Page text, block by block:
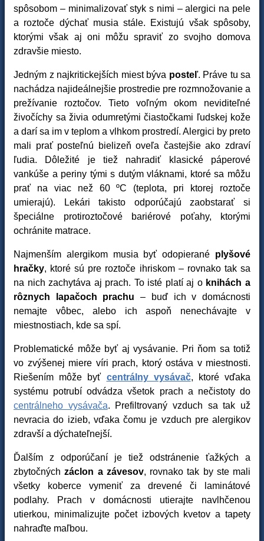
spôsobom – minimalizovať styk s nimi – alergici na pele
a roztoče dýchať musia stále. Existujú však spôsoby,
ktorými však aj oni môžu spraviť zo svojho domova
zdravšie miesto.
Jedným z najkritickejších miest býva posteľ. Práve tu sa
nachádza najideálnejšie prostredie pre rozmnožovanie a
prežívanie roztočov. Tieto voľným okom neviditeľné
živočíchy sa živia odumretými čiastočkami ľudskej kože
a darí sa im v teplom a vlhkom prostredí. Alergici by preto
mali prať posteľnú bielizeň oveľa častejšie ako zdraví
ľudia. Dôležité je tiež nahradiť klasické páperové
vankúše a periny tými s dutým vláknami, ktoré sa môžu
prať na viac než 60 ºC (teplota, pri ktorej roztoče
umierajú). Lekári takisto odporúčajú zaobstarať si
špeciálne protiroztočové bariérové poťahy, ktorými
ochránite matrace.
Najmenším alergikom musia byť odopierané plyšové
hračky, ktoré sú pre roztoče ihriskom – rovnako tak sa
na nich zachytáva aj prach. To isté platí aj o knihách a
rôznych lapačoch prachu – buď ich v domácnosti
nemajte vôbec, alebo ich aspoň nenechávajte v
miestnostiach, kde sa spí.
Problematické môže byť aj vysávanie. Pri ňom sa totiž
vo zvýšenej miere víri prach, ktorý ostáva v miestnosti.
Riešením môže byť centrálny vysávač, ktoré vďaka
systému potrubí odvádza všetok prach a nečistoty do
centrálneho vysávača. Prefiltrovaný vzduch sa tak už
nevracia do izieb, vďaka čomu je vzduch pre alergikov
zdravší a dýchateľnejší.
Ďalším z odporúčaní je tiež odstránenie ťažkých a
zbytočnýchzáclon a závesov, rovnako tak by ste mali
všetky koberce vymeniť za drevené či laminátové
podlahy. Prach v domácnosti utierajte navlhčenou
utierkou, minimalizujte počet izbových kvetov a tapety
nahraďte maľbou.